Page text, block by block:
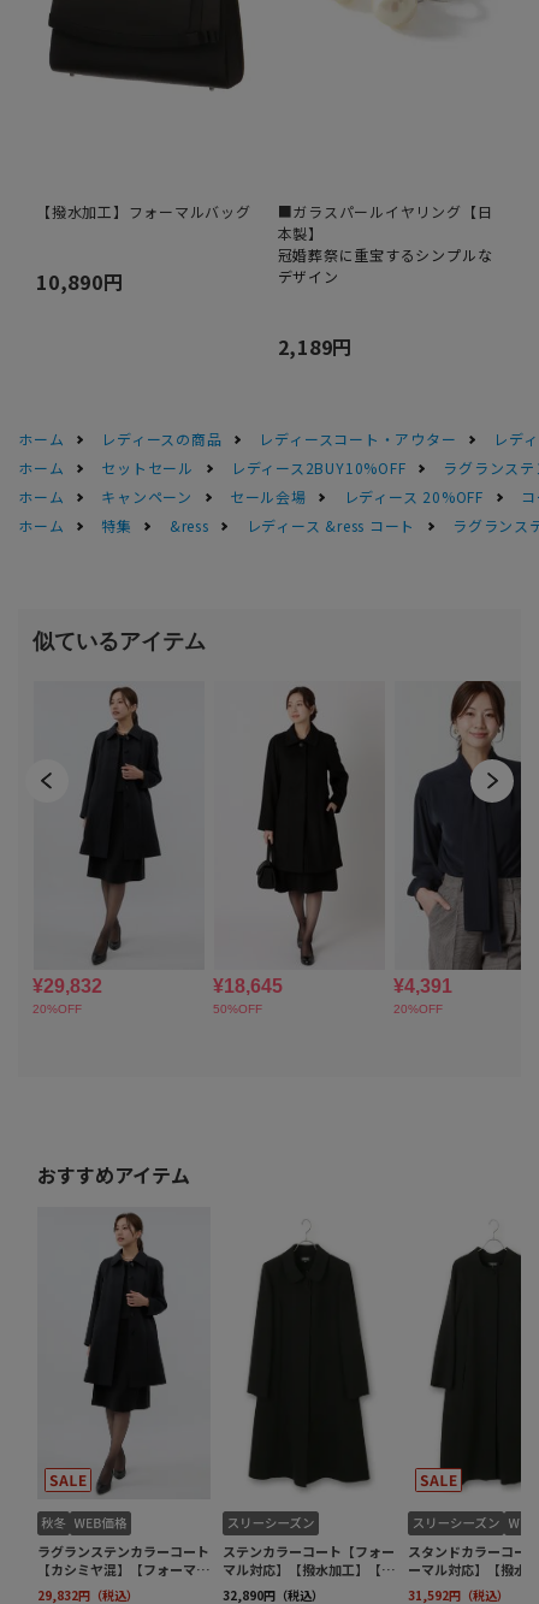
【撥水加工】フォーマルバッグ
10,890円
■ガラスパールイヤリング【日
本製】
冠婚葬祭に重宝するシンプルな
デザイン
2,189円
ホーム レディースの商品 レディースコート・アウター
レデ
ホーム
セットセール レディース2BUY10%OFF
ラグランス
ホーム
キャンペーン セール会場 レディース 20%OFF
ホーム
特集 &ress レディース &ress コート ラグランス